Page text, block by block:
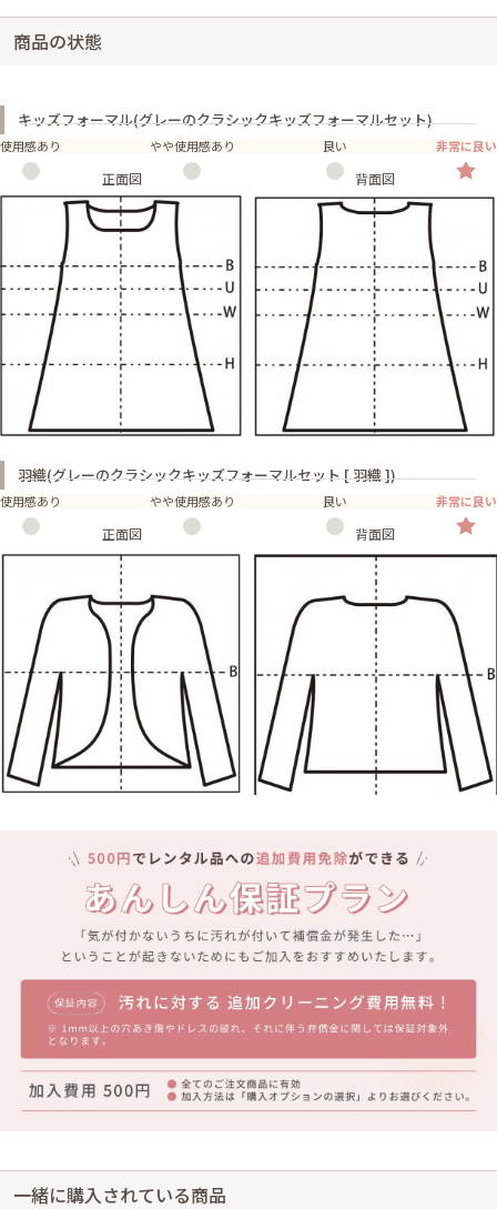
商品の状態
キッズフォーマル(グレーのクラシックキッズフォーマルセット)
使用感あり やや使用感あり 良い 非常に良い
正面図 背面図
羽織(グレーのクラシックキッズフォーマルセット [ 羽織 ])
使用感あり やや使用感あり 良い 非常に良い
正面図 背面図
一緒に購入されている商品